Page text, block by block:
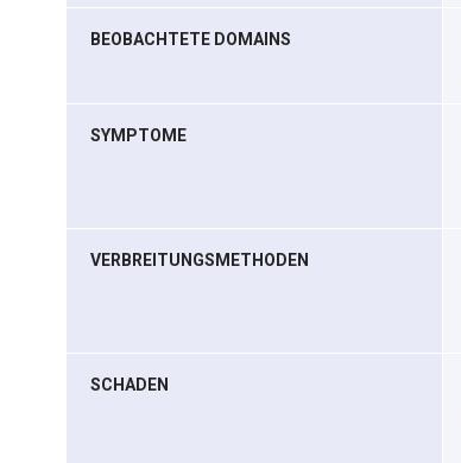
BEOBACHTETE DOMAINS
SYMPTOME
VERBREITUNGSMETHODEN
SCHADEN